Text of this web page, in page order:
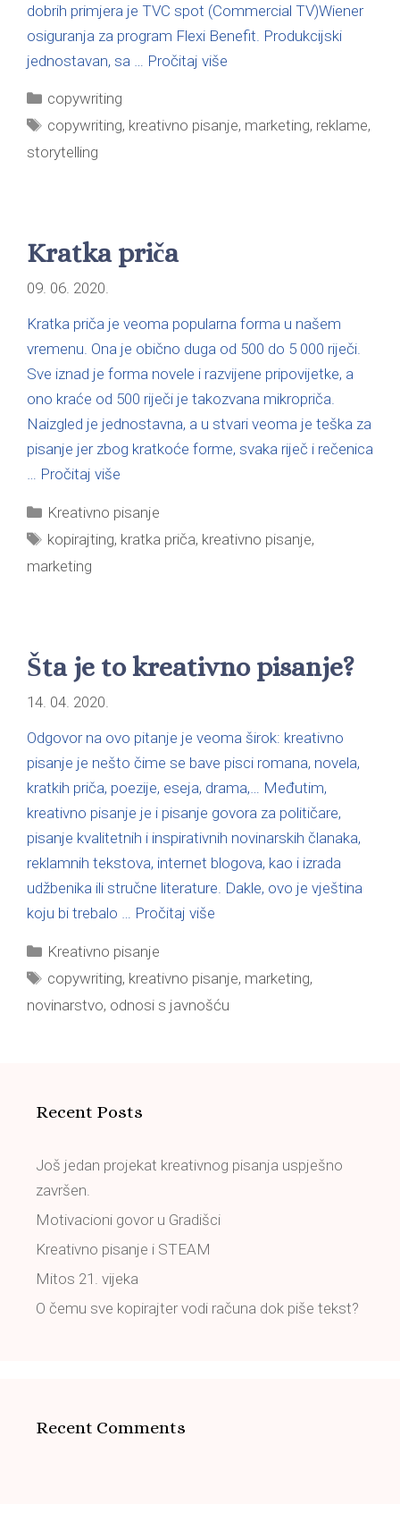
dobrih primjera je TVC spot (Commercial TV)Wiener
osiguranja za program Flexi Benefit. Produkcijski
jednostavan, sa … Pročitaj više
copywriting
copywriting, kreativno pisanje, marketing, reklame,
storytelling
Kratka priča
09. 06. 2020.
Kratka priča je veoma popularna forma u našem
vremenu. Ona je obično duga od 500 do 5 000 riječi.
Sve iznad je forma novele i razvijene pripovijetke, a
ono kraće od 500 riječi je takozvana mikropriča.
Naizgled je jednostavna, a u stvari veoma je teška za
pisanje jer zbog kratkoće forme, svaka riječ i rečenica
… Pročitaj više
Kreativno pisanje
kopirajting, kratka priča, kreativno pisanje,
marketing
Šta je to kreativno pisanje?
14. 04. 2020.
Odgovor na ovo pitanje je veoma širok: kreativno
pisanje je nešto čime se bave pisci romana, novela,
kratkih priča, poezije, eseja, drama,… Međutim,
kreativno pisanje je i pisanje govora za političare,
pisanje kvalitetnih i inspirativnih novinarskih članaka,
reklamnih tekstova, internet blogova, kao i izrada
udžbenika ili stručne literature. Dakle, ovo je vještina
koju bi trebalo … Pročitaj više
Kreativno pisanje
copywriting, kreativno pisanje, marketing,
novinarstvo, odnosi s javnošću
Recent Posts
Još jedan projekat kreativnog pisanja uspješno
završen.
Motivacioni govor u Gradišci
Kreativno pisanje i STEAM
Mitos 21. vijeka
O čemu sve kopirajter vodi računa dok piše tekst?
Recent Comments